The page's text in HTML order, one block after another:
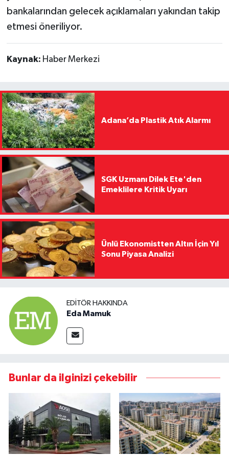
bankalarından gelecek açıklamaları yakından takip
etmesi öneriliyor.
Kaynak: Haber Merkezi
Adana’da Plastik Atık Alarmı
SGK Uzmanı Dilek Ete'den
Emeklilere Kritik Uyarı
Ünlü Ekonomistten Altın İçin Yıl
Sonu Piyasa Analizi
EDITÖR HAKKINDA
Eda Mamuk
Bunlar da ilginizi çekebilir